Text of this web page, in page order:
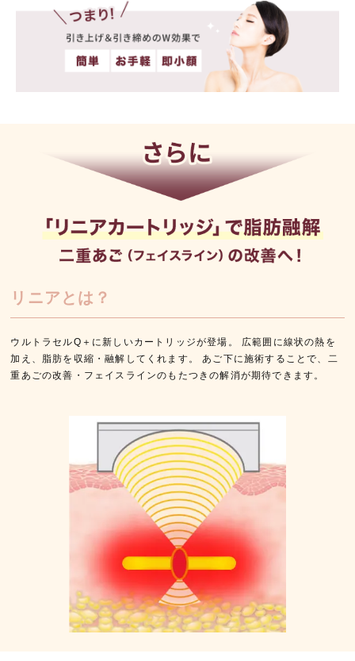
リニアとは？
ウルトラセルQ＋に新しいカートリッジが登場。 広範囲に線状の熱を
加え、脂肪を収縮・融解してくれます。 あご下に施術することで、二
重あごの改善・フェイスラインのもたつきの解消が期待できます。